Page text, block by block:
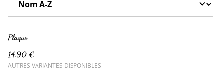
Plaque
14,90 €
AUTRES VARIANTES DISPONIBLES